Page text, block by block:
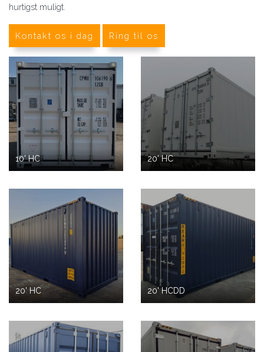
hurtigst muligt.
Kontakt os i dag Ring til os
10' HC 20' HC
20' HC 20' HCDD